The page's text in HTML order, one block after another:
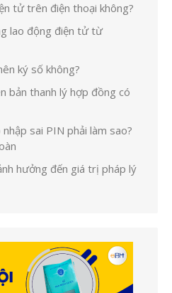
tử trên điện thoại không?
lao động điện tử từ
ký số không?
bản thanh lý hợp đồng có
sai PIN phải làm sao?
hưởng đến giá trị pháp lý